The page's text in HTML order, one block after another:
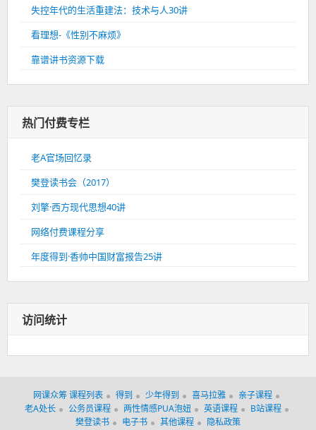
失控年代的生活重建法：技术与人30讲
看理想-《性别不麻烦》
靠谱讲书资源下载
热门付费专栏
老A官场回忆录
樊登读书会（2017）
刘擎·西方现代思想40讲
网络付费课程分享
年度得到·香帅中国财富报告25讲
访问统计
网课众筹 课程列表 得到 少年得到 喜马拉雅
亲子课程
老A处长
公务员课程 两性情感PUA泡妞 英语课程
B站课程
樊登读书
电子书 其他课程 隐私政策